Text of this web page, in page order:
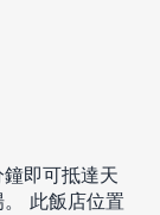
即可抵達天
此飯店位置